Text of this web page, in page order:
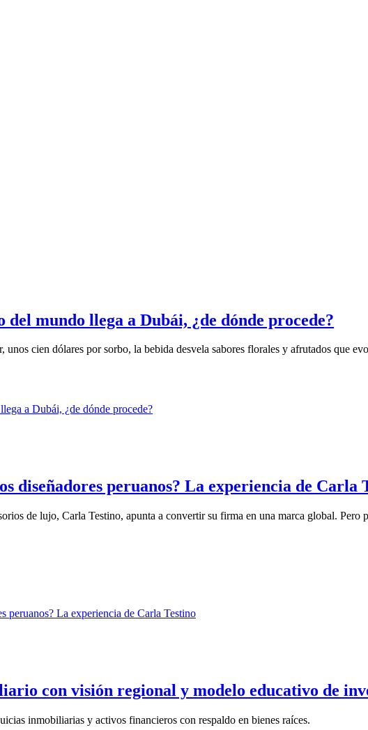
del mundo llega a Dubái, ¿de dónde procede?
cien dólares por sorbo, la bebida desvela sabores florales y afrutados que
diseñadores peruanos? La experiencia de Carla
de lujo, Carla Testino, apunta a convertir su firma en una marca global. Pero
con visión regional y modelo educativo de
inmobiliarias y activos financieros con respaldo en bienes raíces.